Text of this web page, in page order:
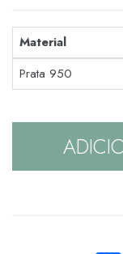
Material
Prata 950